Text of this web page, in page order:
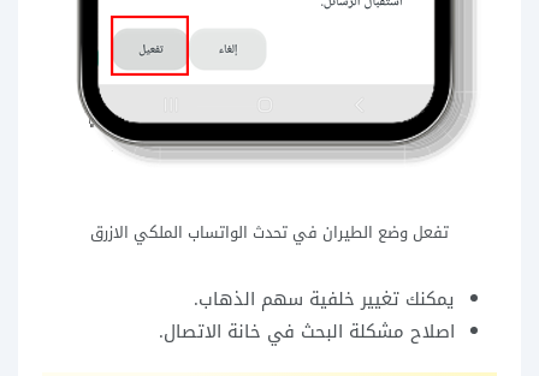
تفعل وضع الطيران في تحدث الواتساب الملكي الازرق
يمكنك تغيير خلفية سهم الذهاب.
اصلاح مشكلة البحث في خانة الاتصال.